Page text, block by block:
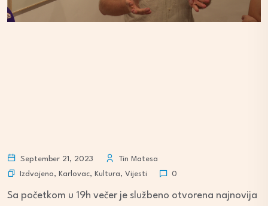
September 21, 2023
Tin Matesa
Izdvojeno, Karlovac, Kultura, Vijesti 0
Sa početkom u 19h večer je službeno otvorena najnovija